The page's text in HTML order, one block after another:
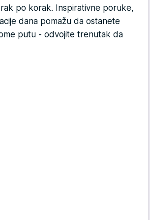
po korak. Inspirativne poruke,
dana pomažu da ostanete
putu - odvojite trenutak da